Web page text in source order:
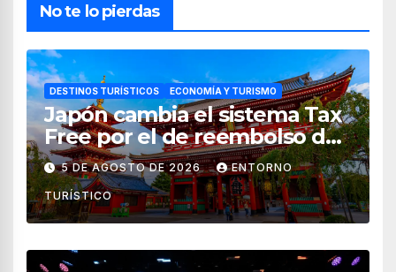
No te lo pierdas
DESTINOS TURÍSTICOS ECONOMÍA Y TURISMO
Japón cambia el sistema Tax
Free por el de reembolso de
impuestos desde noviembre
de 2026
5 DE AGOSTO DE 2026 ENTORNO
TURÍSTICO